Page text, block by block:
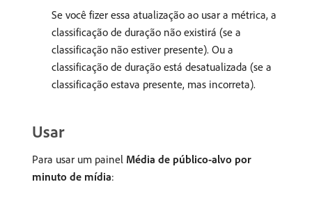
Se você fizer essa atualização ao usar a métrica, a
classificação de duração não existirá (se a
classificação não estiver presente). Ou a
classificação de duração está desatualizada (se a
classificação estava presente, mas incorreta).
Usar
Para usar um painel Média de público-alvo por
minuto de mídia: